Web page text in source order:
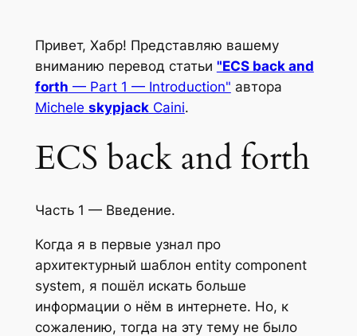
Привет, Хабр! Представляю вашему
вниманию перевод статьи "ECS back and
forth — Part 1 — Introduction" автора
Michele skypjackCaini.
ECS back and forth
Часть 1 — Введение.
Когда я в первые узнал про
архитектурный шаблон entity component
system, я пошёл искать больше
информации о нём в интернете. Но, к
сожалению, тогда на эту тему не было